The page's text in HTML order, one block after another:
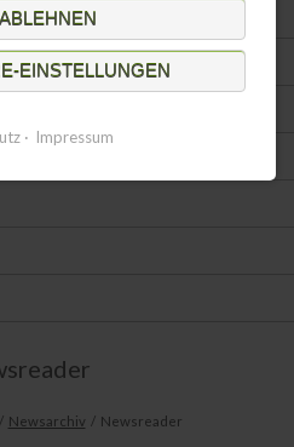
EINSTELLUNGEN
Impressum
Newsarchiv Newsreader